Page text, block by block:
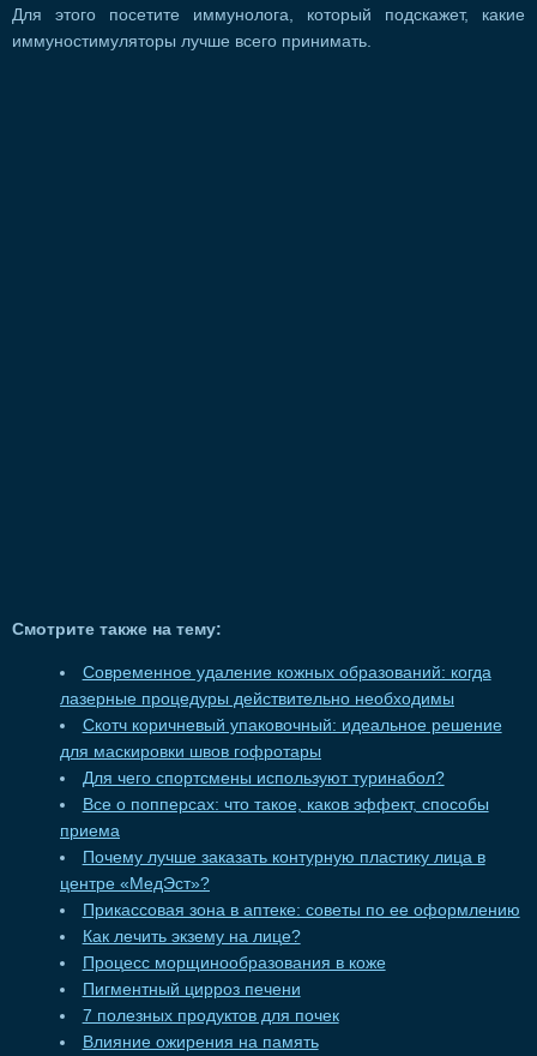
Для этого посетите иммунолога, который подскажет, какие
иммуностимуляторы лучше всего принимать.
Смотрите также на тему:
Современное удаление кожных образований: когда
лазерные процедуры действительно необходимы
Скотч коричневый упаковочный: идеальное решение
для маскировки швов гофротары
Для чего спортсмены используют туринабол?
Все о попперсах: что такое, каков эффект, способы
приема
Почему лучше заказать контурную пластику лица в
центре «МедЭст»?
Прикассовая зона в аптеке: советы по ее оформлению
Как лечить экзему на лице?
Процесс морщинообразования в коже
Пигментный цирроз печени
7 полезных продуктов для почек
Влияние ожирения на память